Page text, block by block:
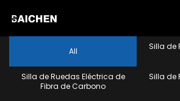
Todo
Silla de
Silla de Ruedas Eléctrica de
Fibra de Carbono
Silla de